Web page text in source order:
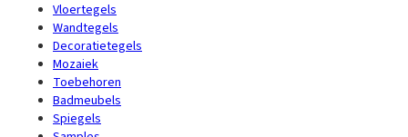
Vloertegels
Wandtegels
Decoratietegels
Mozaiek
Toebehoren
Badmeubels
Spiegels